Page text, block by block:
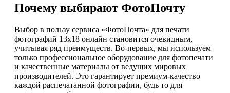
Почему выбирают ФотоПочту
Выбор в пользу сервиса «ФотоПочта» для печати
фотографий 13х18 онлайн становится очевидным,
учитывая ряд преимуществ. Во-первых, мы используем
только профессиональное оборудование для фотопечати
и качественные материалы от ведущих мировых
производителей. Это гарантирует премиум-качество
каждой распечатанной фотографии, будь то для